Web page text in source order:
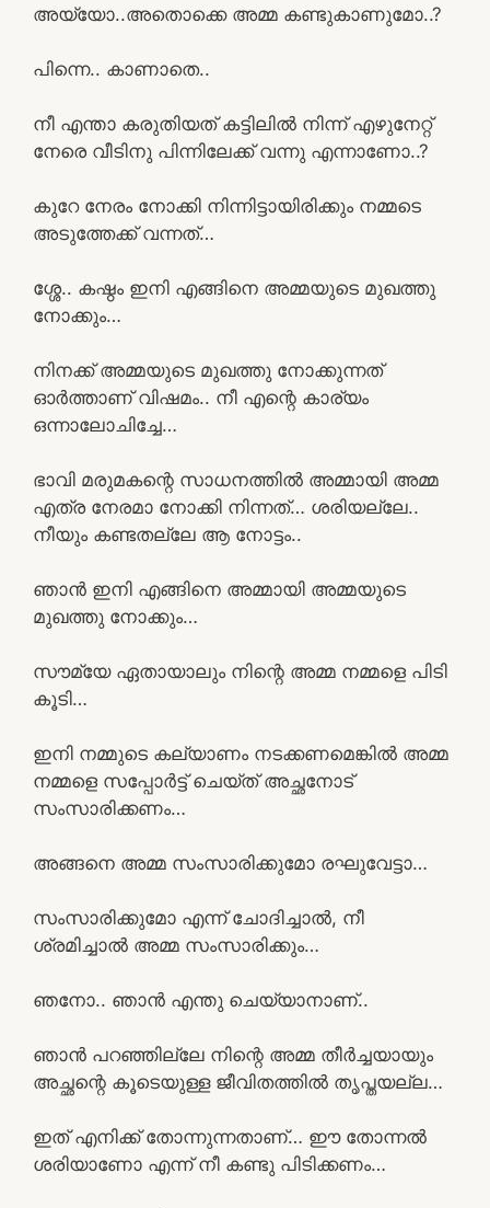
അയ്യോ..അതൊക്കെ അമ്മ കണ്ടുകാണുമോ..?
പിന്നെ.. കാണാതെ..
നീ എന്താ കരുതിയത് കട്ടിലിൽ നിന്ന് എഴുനേറ്റ്
നേരെ വീടിനു പിന്നിലേക്ക് വന്നു എന്നാണോ..?
കുറേ നേരം നോക്കി നിന്നിട്ടായിരിക്കും നമ്മടെ
അടുത്തേക്ക് വന്നത്…
ശ്ശേ.. കഷ്ഠം ഇനി എങ്ങിനെ അമ്മയുടെ മുഖത്തു
നോക്കും…
നിനക്ക് അമ്മയുടെ മുഖത്തു നോക്കുന്നത്
ഓർത്താണ് വിഷമം.. നീ എന്റെ കാര്യം
ഒന്നാലോചിച്ചേ…
ഭാവി മരുമകന്റെ സാധനത്തിൽ അമ്മായി അമ്മ
എത്ര നേരമാ നോക്കി നിന്നത്… ശരിയല്ലേ..
നീയും കണ്ടതല്ലേ ആ നോട്ടം..
ഞാൻ ഇനി എങ്ങിനെ അമ്മായി അമ്മയുടെ
മുഖത്തു നോക്കും…
സൗമ്യേ ഏതായാലും നിന്റെ അമ്മ നമ്മളെ പിടി
കൂടി…
ഇനി നമ്മുടെ കല്യാണം നടക്കണമെങ്കിൽ അമ്മ
നമ്മളെ സപ്പോർട്ട് ചെയ്ത് അച്ഛനോട്
സംസാരിക്കണം…
അങ്ങനെ അമ്മ സംസാരിക്കുമോ രഘുവേട്ടാ…
സംസാരിക്കുമോ എന്ന് ചോദിച്ചാൽ, നീ
ശ്രമിച്ചാൽ അമ്മ സംസാരിക്കും…
ഞനോ.. ഞാൻ എന്തു ചെയ്യാനാണ്..
ഞാൻ പറഞ്ഞില്ലേ നിന്റെ അമ്മ തീർച്ചയായും
അച്ഛന്റെ കൂടെയുള്ള ജീവിതത്തിൽ തൃപ്തയല്ല…
ഇത് എനിക്ക് തോന്നുന്നതാണ്… ഈ തോന്നൽ
ശരിയാണോ എന്ന് നീ കണ്ടു പിടിക്കണം…